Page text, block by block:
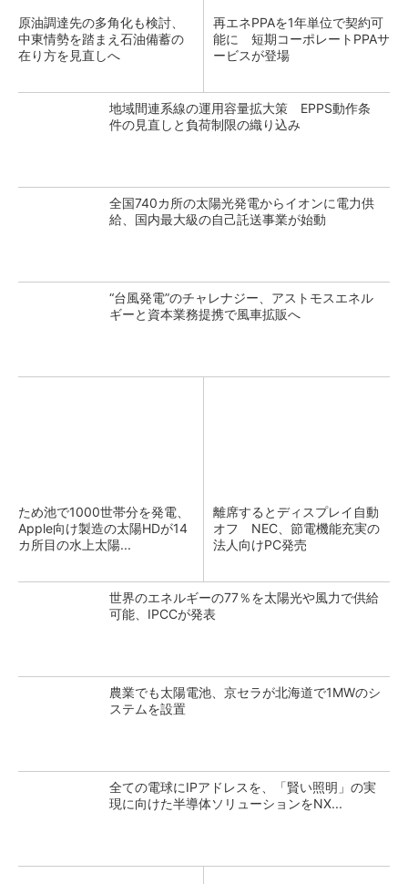
原油調達先の多角化も検討、
中東情勢を踏まえ石油備蓄の
在り方を見直しへ
再エネPPAを1年単位で契約可
能に 短期コーポレートPPAサ
ービスが登場
地域間連系線の運用容量拡大策 EPPS動作条
件の見直しと負荷制限の織り込み
全国740カ所の太陽光発電からイオンに電力供
給、国内最大級の自己託送事業が始動
“台風発電”のチャレナジー、アストモスエネル
ギーと資本業務提携で風車拡販へ
ため池で1000世帯分を発電、
Apple向け製造の太陽HDが14
カ所目の水上太陽...
離席するとディスプレイ自動
オフ NEC、節電機能充実の
法人向けPC発売
世界のエネルギーの77％を太陽光や風力で供給
可能、IPCCが発表
農業でも太陽電池、京セラが北海道で1MWのシ
ステムを設置
全ての電球にIPアドレスを、「賢い照明」の実
現に向けた半導体ソリューションをNX...